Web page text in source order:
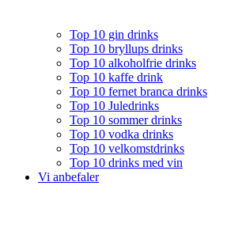
Top 10 gin drinks
Top 10 bryllups drinks
Top 10 alkoholfrie drinks
Top 10 kaffe drink
Top 10 fernet branca drinks
Top 10 Juledrinks
Top 10 sommer drinks
Top 10 vodka drinks
Top 10 velkomstdrinks
Top 10 drinks med vin
Vi anbefaler